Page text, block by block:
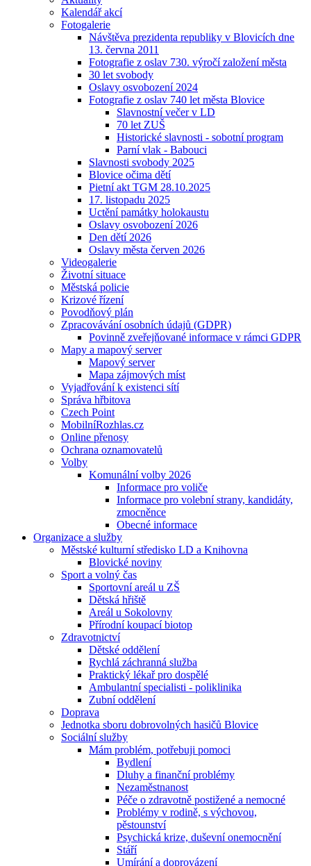
Kalendář akcí
Fotogalerie
Návštěva prezidenta republiky v Blovicích dne
13. června 2011
Fotografie z oslav 730. výročí založení města
30 let svobody
Oslavy osvobození 2024
Fotografie z oslav 740 let města Blovice
Slavnostní večer v LD
70 let ZUŠ
Historické slavnosti - sobotní program
Parní vlak - Babouci
Slavnosti svobody 2025
Blovice očima dětí
Pietní akt TGM 28.10.2025
17. listopadu 2025
Uctění památky holokaustu
Oslavy osvobození 2026
Den dětí 2026
Oslavy města červen 2026
Videogalerie
Životní situace
Městská policie
Krizové řízení
Povodňový plán
Zpracovávání osobních údajů (GDPR)
Povinně zveřejňované informace v rámci GDPR
Mapy a mapový server
Mapový server
Mapa zájmových míst
Vyjadřování k existenci sítí
Správa hřbitova
Czech Point
MobilníRozhlas.cz
Online přenosy
Ochrana oznamovatelů
Volby
Komunální volby 2026
Informace pro voliče
Informace pro volební strany, kandidáty,
zmocněnce
Obecné informace
Organizace a služby
Městské kulturní středisko LD a Knihovna
Blovické noviny
Sport a volný čas
Sportovní areál u ZŠ
Dětská hřiště
Areál u Sokolovny
Přírodní koupací biotop
Zdravotnictví
Dětské oddělení
Rychlá záchranná služba
Praktický lékař pro dospělé
Ambulantní specialisti - poliklinika
Zubní oddělení
Doprava
Jednotka sboru dobrovolných hasičů Blovice
Sociální služby
Mám problém, potřebuji pomoci
Bydlení
Dluhy a finanční problémy
Nezaměstnanost
Péče o zdravotně postižené a nemocné
Problémy v rodině, s výchovou,
pěstounství
Psychická krize, duševní onemocnění
Stáří
Umírání a doprovázení